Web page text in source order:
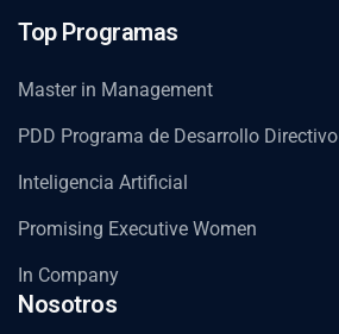
Top Programas
Master in Management
PDD Programa de Desarrollo Directivo
Inteligencia Artificial
Promising Executive Women
In Company
Nosotros